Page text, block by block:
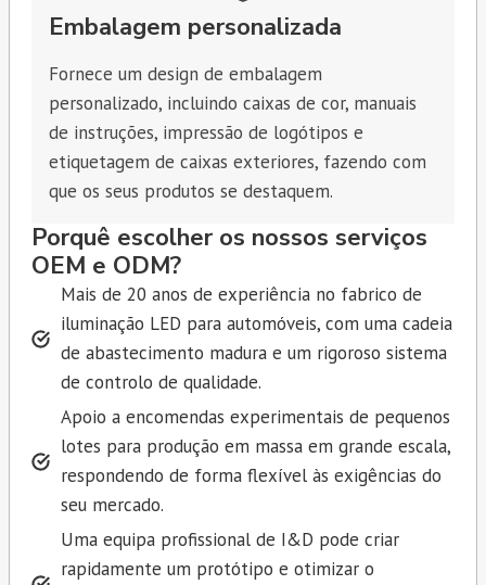
Embalagem personalizada
Fornece um design de embalagem
personalizado, incluindo caixas de cor, manuais
de instruções, impressão de logótipos e
etiquetagem de caixas exteriores, fazendo com
que os seus produtos se destaquem.
Porquê escolher os nossos serviços
OEM e ODM?
Mais de 20 anos de experiência no fabrico de
iluminação LED para automóveis, com uma cadeia
de abastecimento madura e um rigoroso sistema
de controlo de qualidade.
Apoio a encomendas experimentais de pequenos
lotes para produção em massa em grande escala,
respondendo de forma flexível às exigências do
seu mercado.
Uma equipa profissional de I&D pode criar
rapidamente um protótipo e otimizar o